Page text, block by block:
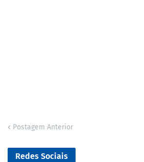
Postagem Anterior
Redes Sociais